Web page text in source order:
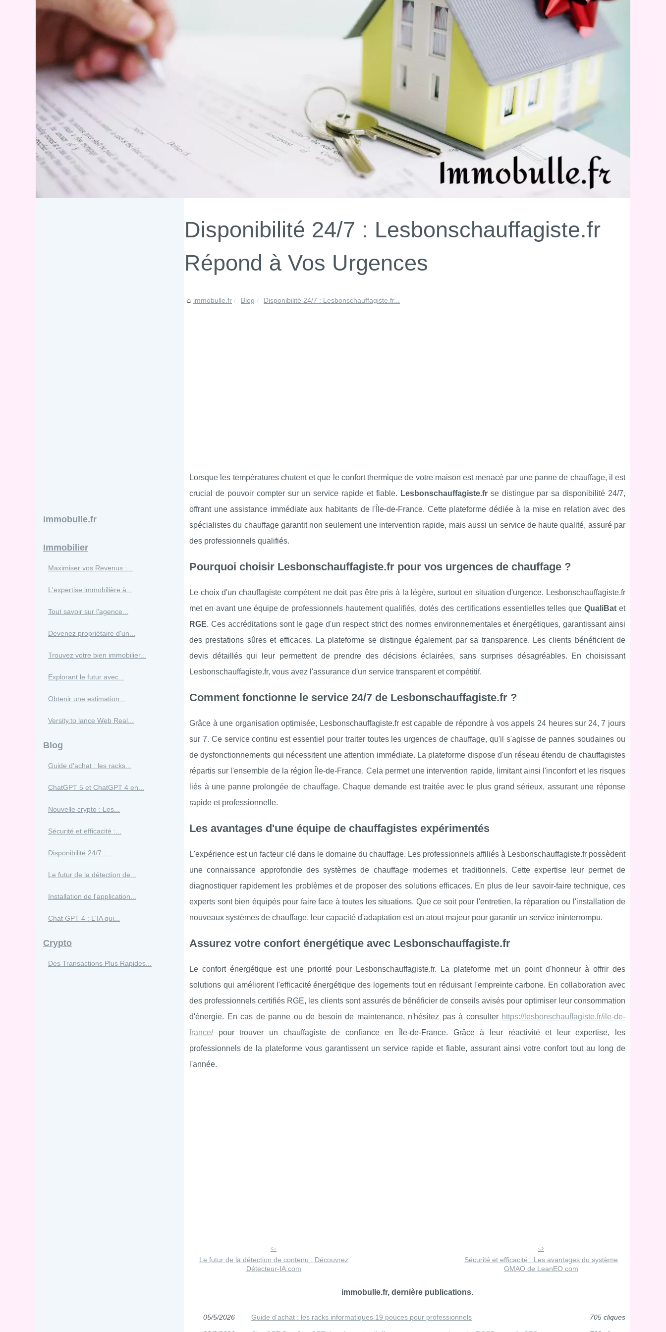
Disponibilité 24/7 : Lesbonschauffagiste.fr
Répond à Vos Urgences
immobulle.fr Blog Disponibilité 24/7 : Lesbonschauffagiste.fr...
Lorsque les températures chutent et que le confort thermique de votre maison est menacé par une panne de chauffage, il est
crucial de pouvoir compter sur un service rapide et fiable. Lesbonschauffagiste.frse distingue par sa disponibilité 24/7,
offrant une assistance immédiate aux habitants de l'Île-de-France. Cette plateforme dédiée à la mise en relation avec des
spécialistes du chauffage garantit non seulement une intervention rapide, mais aussi un service de haute qualité, assuré par
des professionnels qualifiés.
Pourquoi choisir Lesbonschauffagiste.fr pour vos urgences de chauffage ?
Le choix d'un chauffagiste compétent ne doit pas être pris à la légère, surtout en situation d'urgence. Lesbonschauffagiste.fr
met en avant une équipe de professionnels hautement qualifiés, dotés des certifications essentielles telles queQualiBat et
RGE. Ces accréditations sont le gage d'un respect strict des normes environnementales et énergétiques, garantissant ainsi
des prestations sûres et efficaces. La plateforme se distingue également par sa transparence. Les clients bénéficient de
devis détaillés qui leur permettent de prendre des décisions éclairées, sans surprises désagréables. En choisissant
Lesbonschauffagiste.fr, vous avez l'assurance d'un service transparent et compétitif.
Comment fonctionne le service 24/7 de Lesbonschauffagiste.fr ?
Grâce à une organisation optimisée, Lesbonschauffagiste.fr est capable de répondre à vos appels 24 heures sur 24, 7 jours
sur 7. Ce service continu est essentiel pour traiter toutes les urgences de chauffage, qu'il s'agisse de pannes soudaines ou
de dysfonctionnements qui nécessitent une attention immédiate. La plateforme dispose d'un réseau étendu de chauffagistes
répartis sur l'ensemble de la région Île-de-France. Cela permet une intervention rapide, limitant ainsi l'inconfort et les risques
liés à une panne prolongée de chauffage. Chaque demande est traitée avec le plus grand sérieux, assurant une réponse
rapide et professionnelle.
Les avantages d'une équipe de chauffagistes expérimentés
L'expérience est un facteur clé dans le domaine du chauffage. Les professionnels affiliés à Lesbonschauffagiste.fr possèdent
une connaissance approfondie des systèmes de chauffage modernes et traditionnels. Cette expertise leur permet de
diagnostiquer rapidement les problèmes et de proposer des solutions efficaces. En plus de leur savoir-faire technique, ces
experts sont bien équipés pour faire face à toutes les situations. Que ce soit pour l'entretien, la réparation ou l'installation de
nouveaux systèmes de chauffage, leur capacité d'adaptation est un atout majeur pour garantir un service ininterrompu.
Assurez votre confort énergétique avec Lesbonschauffagiste.fr
Le confort énergétique est une priorité pour Lesbonschauffagiste.fr. La plateforme met un point d'honneur à offrir des
solutions qui améliorent l'efficacité énergétique des logements tout en réduisant l'empreinte carbone. En collaboration avec
des professionnels certifiés RGE, les clients sont assurés de bénéficier de conseils avisés pour optimiser leur consommation
d'énergie. En cas de panne ou de besoin de maintenance, n'hésitez pas à consulter https://lesbonschauffagiste.fr/ile-de-
france/pour trouver un chauffagiste de confiance en Île-de-France. Grâce à leur réactivité et leur expertise, les
professionnels de la plateforme vous garantissent un service rapide et fiable, assurant ainsi votre confort tout au long de
l'année.
Le futur de la détection de contenu : Découvrez
Détecteur-IA.com
Sécurité et efficacité : Les avantages du système
GMAO de LeanEO.com
immobulle.fr, dernière publications.
05/5/2026 Guide d'achat : les racks informatiques 19 pouces pour professionnels 705 cliques
immobulle.fr
Immobilier
Maximiser vos Revenus :...
L'expertise immobilière à...
Tout savoir sur l'agence...
Devenez propriétaire d'un...
Trouvez votre bien immobilier...
Explorant le futur avec...
Obtenir une estimation...
Versity.to lance Web Real...
Blog
Guide d'achat : les racks...
ChatGPT 5 et ChatGPT 4 en...
Nouvelle crypto : Les...
Sécurité et efficacité :...
Disponibilité 24/7 :...
Le futur de la détection de...
Installation de l'application...
Chat GPT 4 : L'IA qui...
Crypto
Des Transactions Plus Rapides...